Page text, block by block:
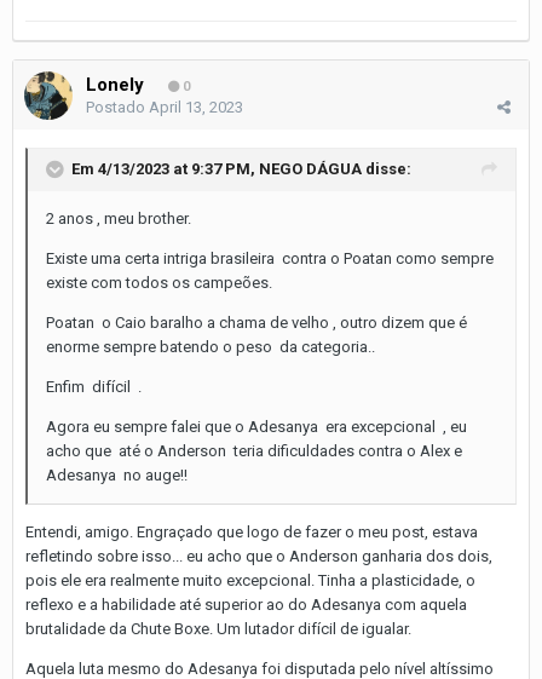
Lonely 0
Postado April 13, 2023
Em 4/13/2023 at 9:37 PM, NEGO DÁGUA disse:
2 anos , meu brother.
Existe uma certa intriga brasileira contra o Poatan como sempre
existe com todos os campeões.
Poatan o Caio baralho a chama de velho , outro dizem que é
enorme sempre batendo o peso da categoria..
Enfim difícil .
Agora eu sempre falei que o Adesanya era excepcional , eu
acho que até o Anderson teria dificuldades contra o Alex e
Adesanya no auge!!
Entendi, amigo. Engraçado que logo de fazer o meu post, estava
refletindo sobre isso... eu acho que o Anderson ganharia dos dois,
pois ele era realmente muito excepcional. Tinha a plasticidade, o
reflexo e a habilidade até superior ao do Adesanya com aquela
brutalidade da Chute Boxe. Um lutador difícil de igualar.
Aquela luta mesmo do Adesanya foi disputada pelo nível altíssimo